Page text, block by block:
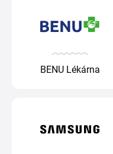
BENU Lékárna